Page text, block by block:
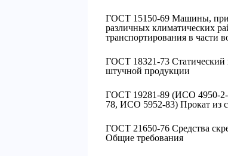
ГОСТ 15150-69 Машины,
различных климатических
транспортирования в части
ГОСТ 18321-73 Статический
штучной продукции
ГОСТ 19281-89 (ИСО 4950-
78, ИСО 5952-83) Прокат из
ГОСТ 21650-76 Средства
Общие требования